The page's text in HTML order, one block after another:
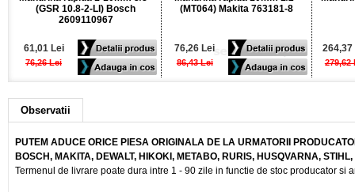
(GSR 10.8-2-LI) Bosch
2609110967
61,01 Lei
76,26 Lei
(MT064) Makita 763181-8
76,26 Lei
86,43 Lei
264,37
279,62
Observatii
PUTEM ADUCE ORICE PIESA ORIGINALA DE LA URMATORII
BOSCH, MAKITA, DEWALT, HIKOKI, METABO, RURIS, HUSQVARNA,
Termenul de livrare poate dura intre 1 - 90 zile in functie de stoc producator si